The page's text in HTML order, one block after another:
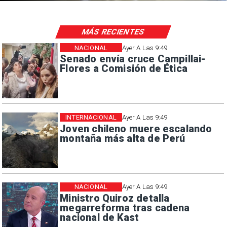
Ayer A Las 9:49
Senado envía cruce Campillai-
Flores a Comisión de Ética
NACIONAL
Ayer A Las 9:49
Joven chileno muere escalando
montaña más alta de Perú
INTERNACIONAL
Ayer A Las 9:49
Ministro Quiroz detalla
megarreforma tras cadena
nacional de Kast
NACIONAL
MÁS RECIENTES